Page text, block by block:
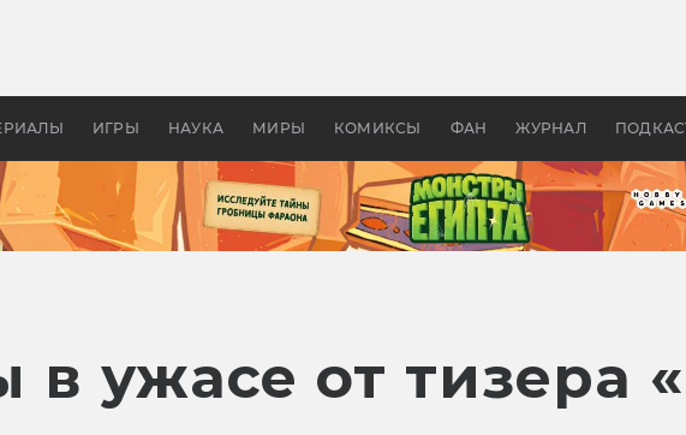
ИГРЫ НАУКА МИРЫ КОМИКСЫ ФАН ЖУРНАЛ
апокалипсис, в России —
бы «Властелина
в ужасе от тизера